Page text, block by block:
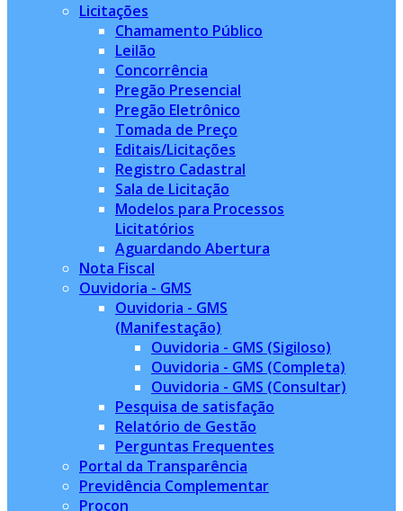
Licitações
Chamamento Público
Leilão
Concorrência
Pregão Presencial
Pregão Eletrônico
Tomada de Preço
Editais/Licitações
Registro Cadastral
Sala de Licitação
Modelos para Processos
Licitatórios
Aguardando Abertura
Nota Fiscal
Ouvidoria - GMS
Ouvidoria - GMS
(Manifestação)
Ouvidoria - GMS (Sigiloso)
Ouvidoria - GMS (Completa)
Ouvidoria - GMS (Consultar)
Pesquisa de satisfação
Relatório de Gestão
Perguntas Frequentes
Portal da Transparência
Previdência Complementar
Procon